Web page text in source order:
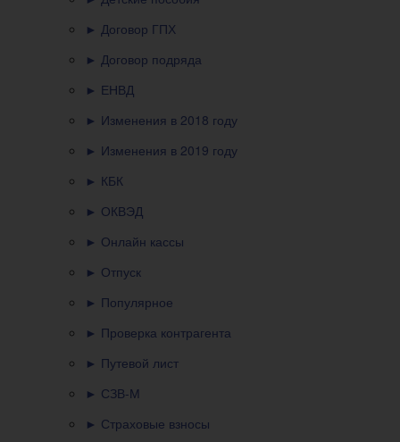
► Договор ГПХ
► Договор подряда
► ЕНВД
► Изменения в 2018 году
► Изменения в 2019 году
► КБК
► ОКВЭД
► Онлайн кассы
► Отпуск
► Популярное
► Проверка контрагента
► Путевой лист
► СЗВ-М
► Страховые взносы